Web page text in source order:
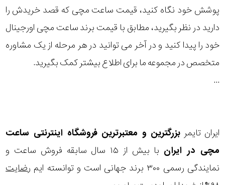
پوشش خود نگاه کنید، قیمت ساعت مچی که قصد خریدش را
دارید در نظر بگیرید، مطابق با قیمت برند ساعت مچی اورجینال
خود را پیدا کنید و در آخر می توانید در هر مرحله از یک مشاوره
متخصص در مجموعه ما برای اطلاع بیشتر کمک بگیرید.
...
ایران تایمر بزرگترین و معتبرترین فروشگاه اینترنتی ساعت
مچی در ایران
با بیش از ۱۵ سال سابقه فروش ساعت و
نمایندگی رسمی ۳۰۰ برند جهانی است و توانسته ایم
رضایت